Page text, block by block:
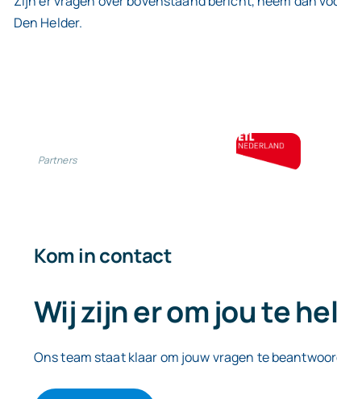
Den Helder.
Partners
Kom in contact
Wij zijn er om jou te
Ons team staat klaar om jouw vragen te